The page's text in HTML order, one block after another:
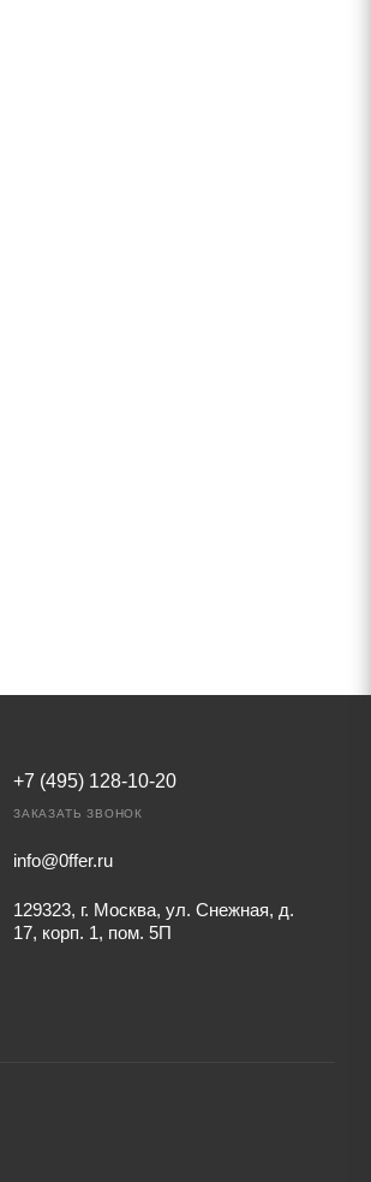
+7 (495) 128-10-20
ЗАКАЗАТЬ ЗВОНОК
info@0ffer.ru
129323, г. Москва, ул. Снежная, д.
17, корп. 1, пом. 5П